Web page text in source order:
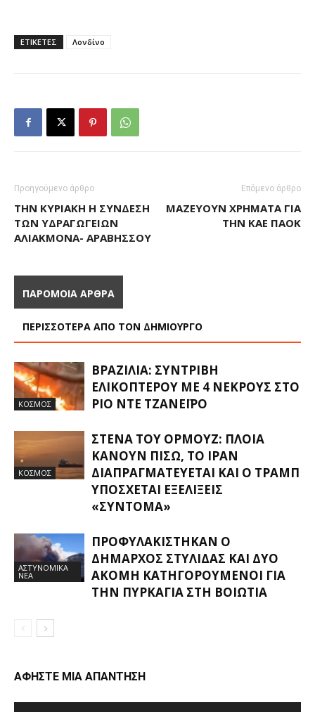
ΕΤΙΚΕΤΕΣ Λονδίνο
Προηγούμενο άρθρο
ΤΗΝ ΚΥΡΙΑΚΉ Η ΣΎΝΔΕΣΗ
ΤΩΝ ΥΔΡΑΓΩΓΕΊΩΝ
ΑΛΙΆΚΜΟΝΑ- ΑΡΑΒΗΣΣΟΎ
Επόμενο άρθρο
ΜΑΖΕΎΟΥΝ ΧΡΉΜΑΤΑ ΓΙΑ
ΤΗΝ ΚΑΕ ΠΑΟΚ
ΠΑΡΟΜΟΙΑ ΑΡΘΡΑ
ΠΕΡΙΣΣΟΤΕΡΑ ΑΠΟ ΤΟΝ ΔΗΜΙΟΥΡΓΟ
ΚΟΣΜΟΣ
ΒΡΑΖΙΛΊΑ: ΣΥΝΤΡΙΒΉ
ΕΛΙΚΟΠΤΈΡΟΥ ΜΕ 4 ΝΕΚΡΟΎΣ ΣΤΟ
ΡΊΟ ΝΤΕ ΤΖΑΝΈΙΡΟ
ΚΟΣΜΟΣ
ΣΤΕΝΆ ΤΟΥ ΟΡΜΟΎΖ: ΠΛΟΊΑ
ΚΆΝΟΥΝ ΠΊΣΩ, ΤΟ ΙΡΆΝ
ΔΙΑΠΡΑΓΜΑΤΕΎΕΤΑΙ ΚΑΙ Ο ΤΡΑΜΠ
ΥΠΌΣΧΕΤΑΙ ΕΞΕΛΊΞΕΙΣ
«ΣΎΝΤΟΜΑ»
ΑΣΤΥΝΟΜΙΚΑ
ΝΕΑ
ΠΡΟΦΥΛΑΚΊΣΤΗΚΑΝ Ο
ΔΉΜΑΡΧΟΣ ΣΤΥΛΊΔΑΣ ΚΑΙ ΔΎΟ
ΑΚΌΜΗ ΚΑΤΗΓΟΡΟΎΜΕΝΟΙ ΓΙΑ
ΤΗΝ ΠΥΡΚΑΓΙΆ ΣΤΗ ΒΟΙΩΤΊΑ
ΑΦΗΣΤΕ ΜΙΑ ΑΠΑΝΤΗΣΗ